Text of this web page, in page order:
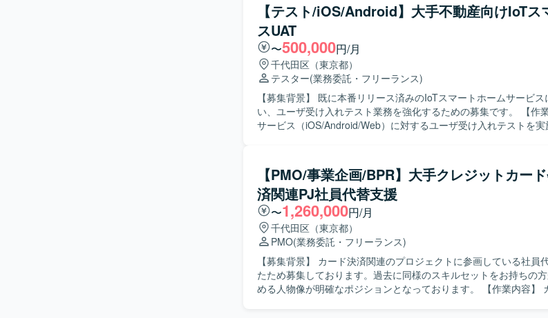
【テスト/iOS/Android】大手不動産向けIoT
スUAT
〜500,000円/月
千代田区（東京都）
テスター(業務委託・フリーランス)
【募集背景】 既に本番リリース済みのIoTスマートホームサービ
い、ユーザ受け入れテスト業務を強化するための募集です。 【作業内容】 IoTスマートホーム
サービス（iOS/Android/Web）に対するユーザ受け入れテストを
稼働状況を報告しつつ業務を遂行していただきます。 【求める人物像】 成果物や進捗に対して
最後まで責任感を持ち、主体的に業務を進められる方を求めてい
ュニケーションを通じて、品質向上に貢献していただける方が望ましいです。 【
魅力】 本番リリース済みのIoTスマートホームサービスに対する追
で、実ユーザに近い視点でサービス品質向上に貢献することがで
数プラットフォームにまたがるテスト経験を積むことができ、IoT
ます。 【開発環境】 iOS/Android/Webを対象としたIoTスマートホームサービスの環境におい
て、追加開発分のUATテスト設計および実施を行います。
【PMO/事業企画/BPR】大手クレジットカー
済関連PJ社員代替支援
〜1,260,000円/月
千代田区（東京都）
PMO(業務委託・フリーランス)
【募集背景】 カード決済関連のプロジェクトに参画している社員
たため募集しております。過去に同様のスキルセットをお持ちの
める人物像が明確なポジションとなっております。 【作業内容】 カード決済関連プロジェクト